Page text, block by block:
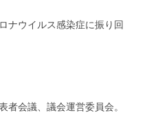
プ
ナウイルス感染症に振り回
会議、議会運営委員会。